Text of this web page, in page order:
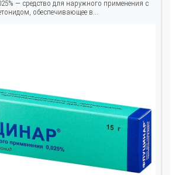
— средство для наружного применения с
обеспечивающее в...